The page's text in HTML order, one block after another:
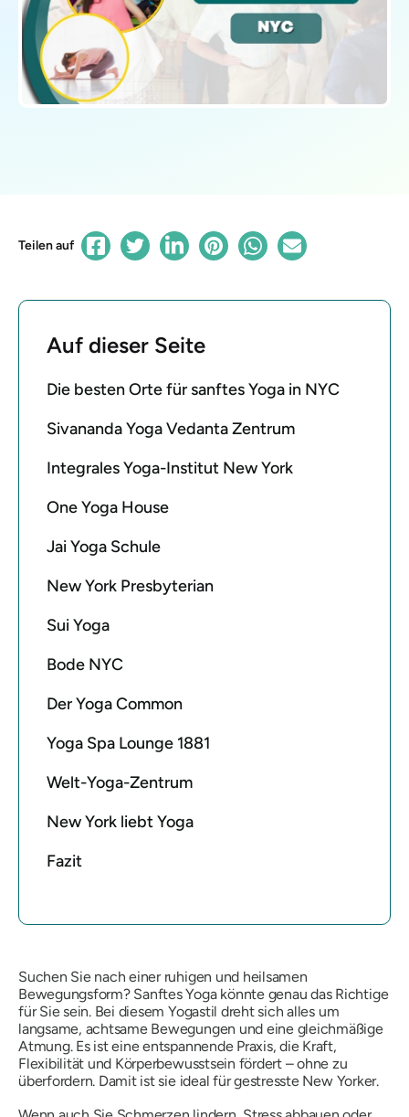
Teilen auf
Auf dieser Seite
Die besten Orte für sanftes Yoga in NYC
Sivananda Yoga Vedanta Zentrum
Integrales Yoga-Institut New York
One Yoga House
Jai Yoga Schule
New York Presbyterian
Sui Yoga
Bode NYC
Der Yoga Common
Yoga Spa Lounge 1881
Welt-Yoga-Zentrum
New York liebt Yoga
Fazit
Suchen Sie nach einer ruhigen und heilsamen
Bewegungsform? Sanftes Yoga könnte genau das Richtige
für Sie sein. Bei diesem Yogastil dreht sich alles um
langsame, achtsame Bewegungen und eine gleichmäßige
Atmung. Es ist eine entspannende Praxis, die Kraft,
Flexibilität und Körperbewusstsein fördert – ohne zu
überfordern. Damit ist sie ideal für gestresste New Yorker.